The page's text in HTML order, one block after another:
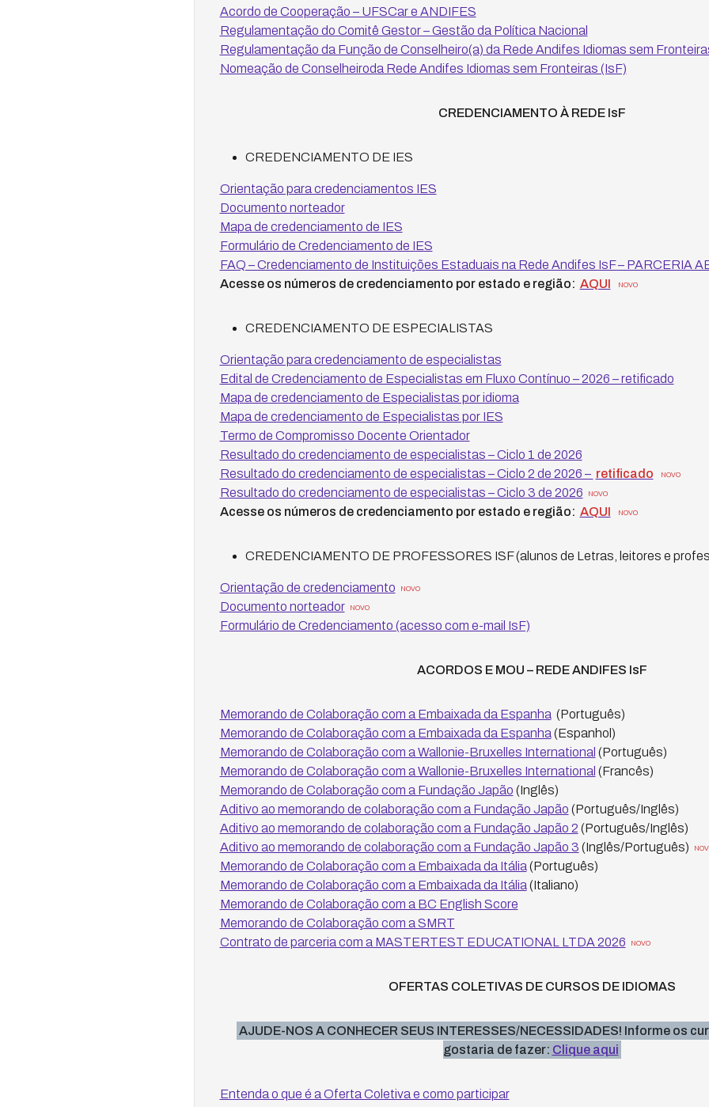
Acordo de Cooperação – UFSCar e ANDIFES
Regulamentação do Comitê Gestor – Gestão da Política Nacional
Regulamentação da Função de Conselheiro(a) da Rede Andifes Idiomas sem
Nomeação de Conselheiroda Rede Andifes Idiomas sem Fronteiras (IsF)
CREDENCIAMENTO À REDE IsF
CREDENCIAMENTO DE IES
Orientação para credenciamentos IES
Documento norteador
Mapa de credenciamento de IES
Formulário de Credenciamento de IES
FAQ – Credenciamento de Instituições Estaduais na Rede Andifes IsF – PARCERIA
Acesse os números de credenciamento por estado e região: AQUI NOVO
CREDENCIAMENTO DE ESPECIALISTAS
Orientação para credenciamento de especialistas
Edital de Credenciamento de Especialistas em Fluxo Contínuo – 2026 – retificado
Mapa de credenciamento de Especialistas por idioma
Mapa de credenciamento de Especialistas por IES
Termo de Compromisso Docente Orientador
Resultado do credenciamento de especialistas – Ciclo 1 de 2026
Resultado do credenciamento de especialistas – Ciclo 2 de 2026 – retificado NOVO
Resultado do credenciamento de especialistas – Ciclo 3 de 2026 NOVO
Acesse os números de credenciamento por estado e região: AQUI NOVO
CREDENCIAMENTO DE PROFESSORES ISF (alunos de Letras, leitores e
Orientação de credenciamento NOVO
Documento norteador NOVO
Formulário de Credenciamento (acesso com e-mail IsF)
ACORDOS E MOU – REDE ANDIFES IsF
Memorando de Colaboração com a Embaixada da Espanha (Português)
Memorando de Colaboração com a Embaixada da Espanha (Espanhol)
Memorando de Colaboração com a Wallonie-Bruxelles International (Português)
Memorando de Colaboração com a Wallonie-Bruxelles International (Francês)
Memorando de Colaboração com a Fundação Japão (Inglês)
Aditivo ao memorando de colaboração com a Fundação Japão (Português/Inglês)
Aditivo ao memorando de colaboração com a Fundação Japão 2 (Português/Inglês)
Aditivo ao memorando de colaboração com a Fundação Japão 3 (Inglês/Português)
Memorando de Colaboração com a Embaixada da Itália (Português)
Memorando de Colaboração com a Embaixada da Itália (Italiano)
Memorando de Colaboração com a BC English Score
Memorando de Colaboração com a SMRT
Contrato de parceria com a MASTERTEST EDUCATIONAL LTDA 2026
NOVO
OFERTAS COLETIVAS DE CURSOS DE IDIOMAS
AJUDE-NOS A CONHECER SEUS INTERESSES/NECESSIDADES! Informe os
gostaria de fazer: Clique aqui
Entenda o que é a Oferta Coletiva e como participar